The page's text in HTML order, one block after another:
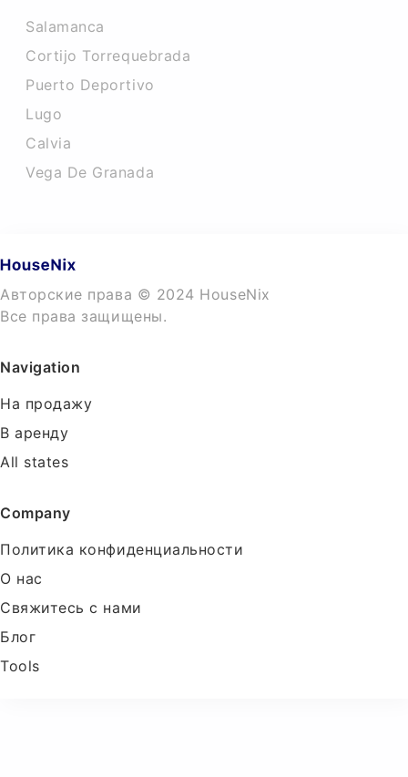
Salamanca
Cortijo Torrequebrada
Puerto Deportivo
Lugo
Calvia
Vega De Granada
Авторские права © 2024 HouseNix
Все права защищены.
Navigation
На продажу
В аренду
All states
Company
Политика конфиденциальности
О нас
Свяжитесь с нами
Блог
Tools